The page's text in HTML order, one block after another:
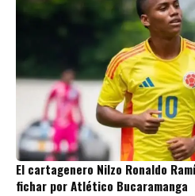
El cartagenero Nilzo Ronaldo
fichar por Atlético Bucaramanga